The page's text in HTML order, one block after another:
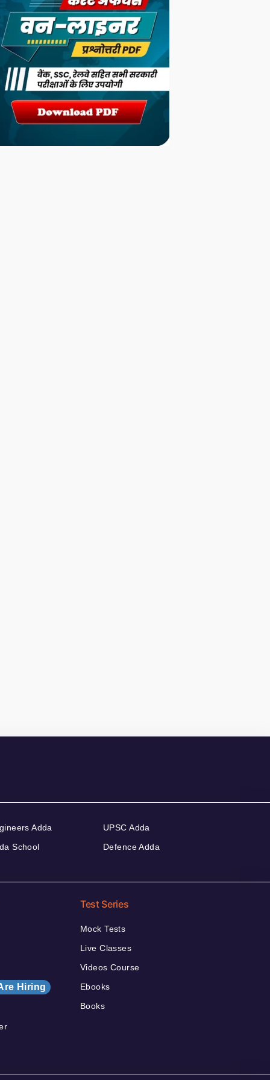
Adda
School
UPSC Adda
Defence Adda
Hiring
Test Series
Mock Tests
Live Classes
Videos Course
Ebooks
Books